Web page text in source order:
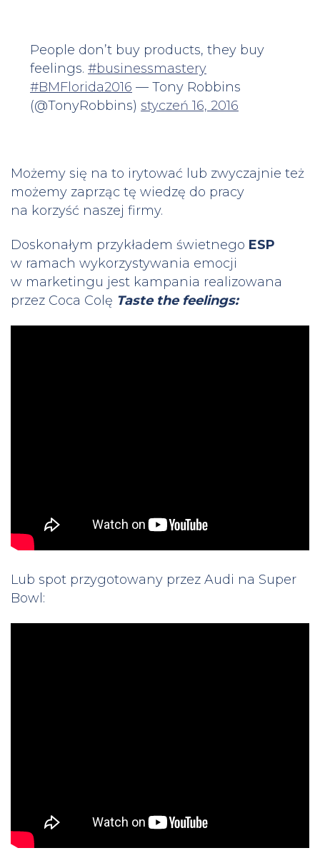
People don’t buy products, they buy
feelings. #businessmastery
#BMFlorida2016 — Tony Robbins
(@TonyRobbins) styczeń 16, 2016
Możemy się na to irytować lub zwyczajnie też
możemy zaprząc tę wiedzę do pracy
na korzyść naszej firmy.
Doskonałym przykładem świetnego ESP
w ramach wykorzystywania emocji
w marketingu jest kampania realizowana
przez Coca Colę Taste the feelings:
Lub spot przygotowany przez Audi na Super
Bowl: